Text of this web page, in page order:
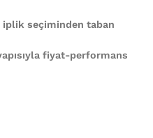
iplik seçiminden taban
fiyat-performans